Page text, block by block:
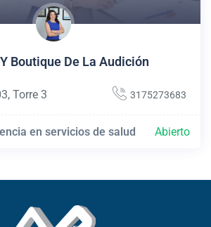
Boutique De La Audición
, Torre 3 3175273683
en servicios de salud Abierto